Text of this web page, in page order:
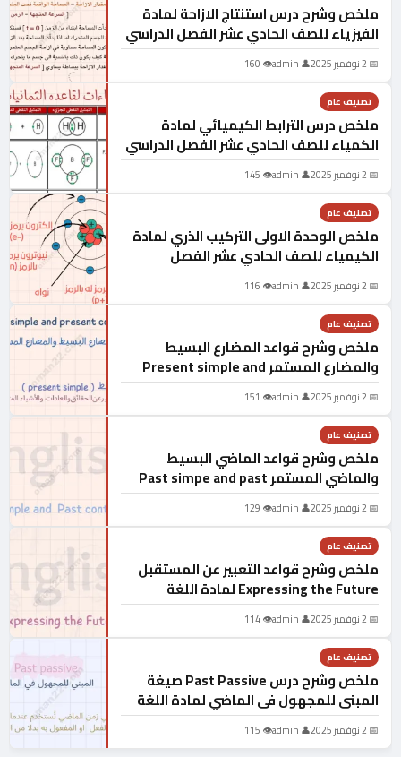
ملخص وشرح درس استنتاج الازاحة لمادة
الفيزياء للصف الحادي عشر الفصل الدراسي
الاول المنهج العماني
📅 2 نوفمبر 2025 👤 admin
👁 160
تصنيف عام
ملخص درس الترابط الكيميائي لمادة
الكمياء للصف الحادي عشر الفصل الدراسي
الاول
📅 2 نوفمبر 2025 👤 admin
👁 145
تصنيف عام
ملخص الوحدة الاولى التركيب الذري لمادة
الكيمياء للصف الحادي عشر الفصل
الدراسي الاول
📅 2 نوفمبر 2025 👤 admin
👁 116
تصنيف عام
ملخص وشرح قواعد المضارع البسيط
والمضارع المستمر Present simple and
present continious لمادة اللغة الانجليزية
للصف الحادي عشر الفصل الدراسي الاول
📅 2 نوفمبر 2025 👤 admin
👁 151
تصنيف عام
ملخص وشرح قواعد الماضي البسيط
والماضي المستمر Past simpe and past
continious لمادة اللغة الانجليزية للصف
الحادي عشر الفصل الدراسي الاول
📅 2 نوفمبر 2025 👤 admin
👁 129
تصنيف عام
ملخص وشرح قواعد التعبير عن المستقبل
Expressing the Future لمادة اللغة
الانجليزية للصف الحادي عشر الفصل
الدراسي الاول
📅 2 نوفمبر 2025 👤 admin
👁 114
تصنيف عام
ملخص وشرح درس Past Passive صيغة
المبني للمجهول في الماضي لمادة اللغة
الانجليزية للصف الحادي عشر الفصل
الدراسي الاول
📅 2 نوفمبر 2025 👤 admin
👁 115